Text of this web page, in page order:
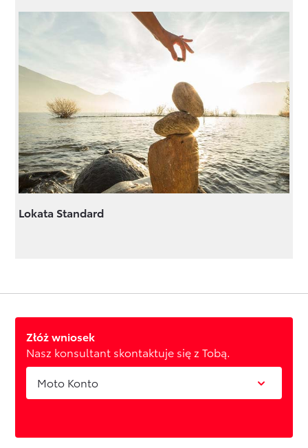
Lokata Standard
Złóż wniosek
Nasz konsultant skontaktuje się z Tobą.
Moto Konto